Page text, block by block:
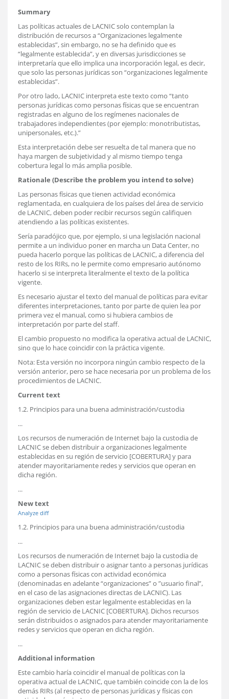
Summary
Las políticas actuales de LACNIC solo contemplan la
distribución de recursos a “Organizaciones legalmente
establecidas”, sin embargo, no se ha definido que es
“legalmente establecida”, y en diversas jurisdicciones se
interpretaría que ello implica una incorporación legal, es decir,
que solo las personas jurídicas son “organizaciones legalmente
establecidas”.
Por otro lado, LACNIC interpreta este texto como “tanto
personas jurídicas como personas físicas que se encuentran
registradas en alguno de los regímenes nacionales de
trabajadores independientes (por ejemplo: monotributistas,
unipersonales, etc.).”
Esta interpretación debe ser resuelta de tal manera que no
haya margen de subjetividad y al mismo tiempo tenga
cobertura legal lo más amplia posible.
Rationale (Describe the problem you intend to solve)
Las personas físicas que tienen actividad económica
reglamentada, en cualquiera de los países del área de servicio
de LACNIC, deben poder recibir recursos según califiquen
atendiendo a las políticas existentes.
Sería paradójico que, por ejemplo, si una legislación nacional
permite a un individuo poner en marcha un Data Center, no
pueda hacerlo porque las políticas de LACNIC, a diferencia del
resto de los RIRs, no le permite como empresario autónomo
hacerlo si se interpreta literalmente el texto de la política
vigente.
Es necesario ajustar el texto del manual de políticas para evitar
diferentes interpretaciones, tanto por parte de quien lea por
primera vez el manual, como si hubiera cambios de
interpretación por parte del staff.
El cambio propuesto no modifica la operativa actual de LACNIC,
sino que lo hace coincidir con la práctica vigente.
Nota: Esta versión no incorpora ningún cambio respecto de la
versión anterior, pero se hace necesaria por un problema de los
procedimientos de LACNIC.
Current text
1.2. Principios para una buena administración/custodia
...
Los recursos de numeración de Internet bajo la custodia de
LACNIC se deben distribuir a organizaciones legalmente
establecidas en su región de servicio [COBERTURA] y para
atender mayoritariamente redes y servicios que operan en
dicha región.
...
New text
Analyze diff
1.2. Principios para una buena administración/custodia
...
Los recursos de numeración de Internet bajo la custodia de
LACNIC se deben distribuir o asignar tanto a personas jurídicas
como a personas físicas con actividad económica
(denominadas en adelante “organizaciones” o ”usuario final”,
en el caso de las asignaciones directas de LACNIC). Las
organizaciones deben estar legalmente establecidas en la
región de servicio de LACNIC [COBERTURA]. Dichos recursos
serán distribuidos o asignados para atender mayoritariamente
redes y servicios que operan en dicha región.
...
Additional information
Este cambio haría coincidir el manual de políticas con la
operativa actual de LACNIC, que también coincide con la de los
demás RIRs (al respecto de personas jurídicas y físicas con